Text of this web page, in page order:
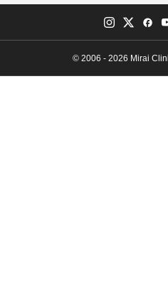
© 2006 - 2026 Mirai